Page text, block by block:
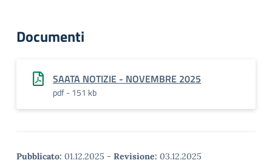
Documenti
SAATA NOTIZIE - NOVEMBRE 2025
pdf - 151 kb
Pubblicato: 01.12.2025 - Revisione: 03.12.2025